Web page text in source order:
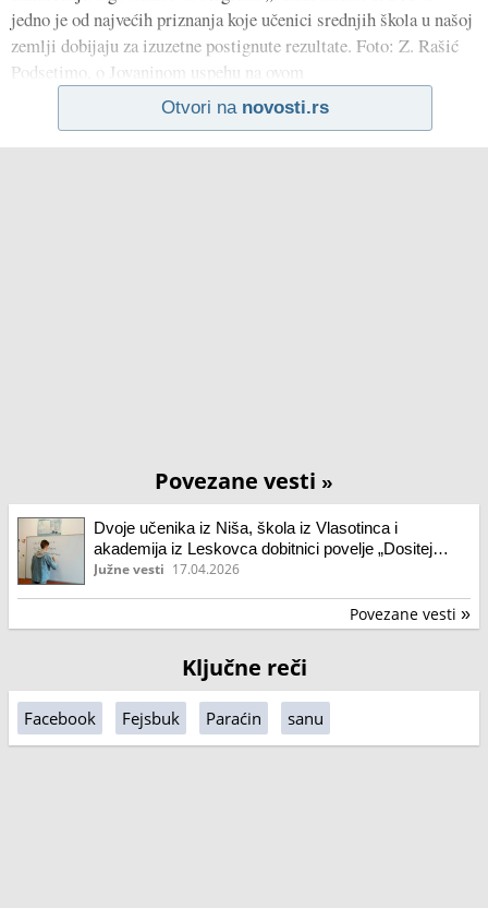
jedno je od najvećih priznanja koje učenici srednjih škola u našoj
zemlji dobijaju za izuzetne postignute rezultate. Foto: Z. Rašić
Podsetimo, o Jovaninom uspehu na ovom
Otvori na novosti.rs
Povezane vesti »
Dvoje učenika iz Niša, škola iz Vlasotinca i
akademija iz Leskovca dobitnici povelje „Dositej
Obradović“
Južne vesti 17.04.2026
Povezane vesti »
Ključne reči
Facebook Fejsbuk Paraćin sanu